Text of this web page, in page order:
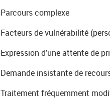
Parcours complexe
Facteurs de vulnérabilité
Expression d'une attente de
Demande insistante de
Traitement fréquemment